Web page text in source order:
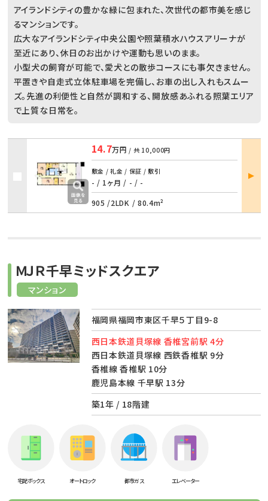
アイランドシティの豊かな緑に包まれた、次世代の都市美を感じ
るマンションです。
広大なアイランドシティ中央公園や照葉積水ハウスアリーナが
至近にあり、休日のお出かけや運動も思いのまま。
小型犬の飼育が可能で、愛犬との散歩コースにも事欠きません。
平置きや自走式立体駐車場を完備し、お車の出し入れもスムー
ズ。先進の利便性と自然が調和する、開放感あふれる照葉エリア
で上質な日常を。
14.7万円 / 共 10,000円
敷金 / 礼金 / 保証 / 敷引
- / 1ヶ月 / - / -
905 /2LDK / 80.4m²
部屋
詳細
マンション
ＭＪＲ千早ミッドスクエア
福岡県福岡市東区千早５丁目9-8
西日本鉄道貝塚線 香椎宮前駅 4分
西日本鉄道貝塚線 西鉄香椎駅 9分
香椎線 香椎駅 10分
鹿児島本線 千早駅 13分
築1年 / 18階建
宅配ボックス オートロック 都市ガス エレベーター